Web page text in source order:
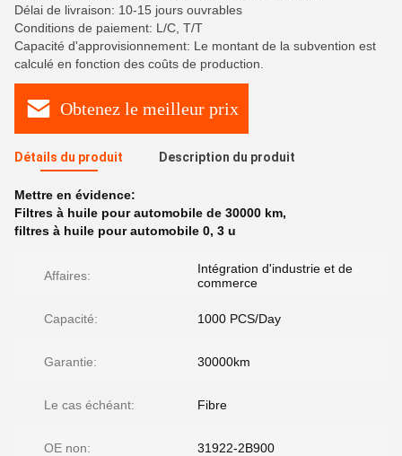
Délai de livraison: 10-15 jours ouvrables
Conditions de paiement: L/C, T/T
Capacité d'approvisionnement: Le montant de la subvention est
calculé en fonction des coûts de production.
Obtenez le meilleur prix
Détails du produit Description du produit
Mettre en évidence:
Filtres à huile pour automobile de 30000 km,
filtres à huile pour automobile 0, 3 u
Affaires:
Intégration d'industrie et de
commerce
Capacité: 1000 PCS/Day
Garantie: 30000km
Le cas échéant: Fibre
OE non: 31922-2B900